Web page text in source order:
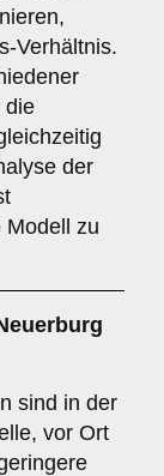
Verhältnis.
die
der
Modell zu
sind in der
vor Ort